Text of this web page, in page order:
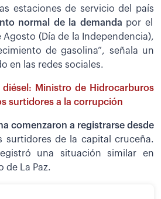
estaciones de servicio del país
normal de la demanda por el
(Día de la Independencia),
de gasolina”, señala un
en las redes sociales.
diésel: Ministro de Hidrocarburos
surtidores a la corrupción
comenzaron a registrarse desde
surtidores de la capital cruceña.
una situación similar en
de La Paz.